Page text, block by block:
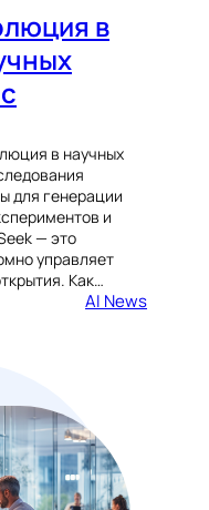
в
в научных
для генерации
и
— это
управляет
Как…
AI News